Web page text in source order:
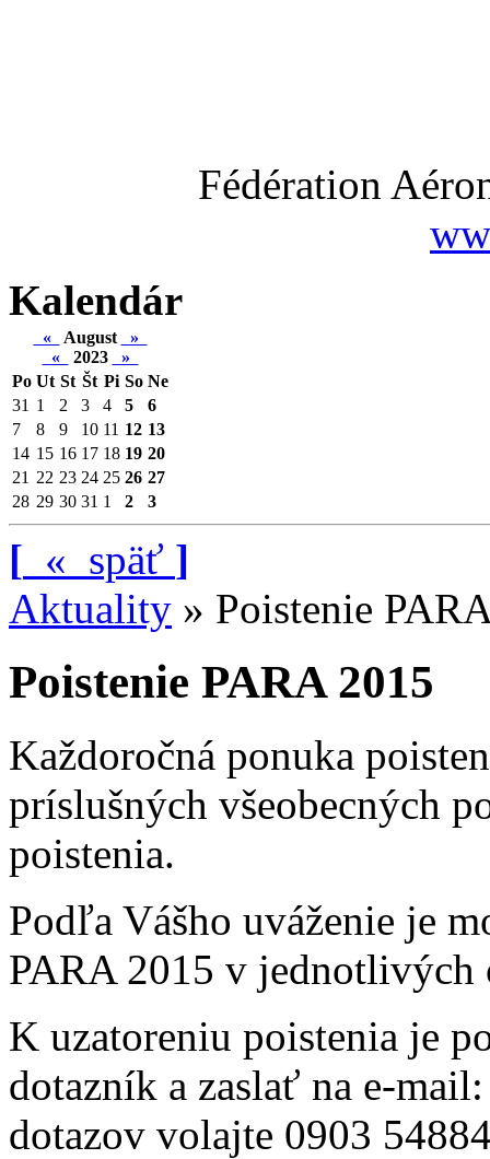
Fédération
Kalendár
« August
»
«
2023
»
Po Ut St Št Pi So Ne
31 1 2 3 4 5
6
7
8 9 10 11 12 13
14 15 16 17 18 19 20
21 22 23 24 25 26 27
28 29 30 31 1 2 3
[ « späť ]
Aktuality » Poistenie
Poistenie PARA 2015
Každoročná ponuka
príslušných všeobecných
poistenia.
Podľa Vášho uváženie je
PARA 2015 v jednotlivých
K uzatoreniu poistenia je
dotazník a zaslať na e-
dotazov volajte 0903